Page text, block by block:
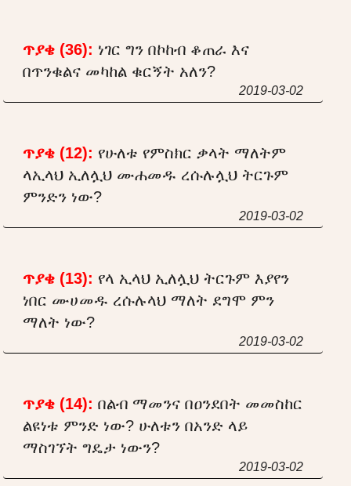
ጥያቄ (36): ነገር ግን በኮከብ ቆጠራ እና
በጥንቁልና መካከል ቁርኝት አለን?
2019-03-02
ጥያቄ (12): የሁለቱ የምስክር ቃላት ማለትም
ላኢላህ ኢለሏህ ሙሐመዱ ረሱሉሏህ ትርጉም
ምንድን ነው?
2019-03-02
ጥያቄ (13): የላ ኢላህ ኢለሏህ ትርጉም እያየን
ነበር ሙሀመዱ ረሱሉላህ ማለት ደግሞ ምን
ማለት ነው?
2019-03-02
ጥያቄ (14): በልብ ማመንና በዐንደበት መመስከር
ልዩነቱ ምንድ ነው? ሁለቱን በአንድ ላይ
ማስገኘት ግዴታ ነውን?
2019-03-02